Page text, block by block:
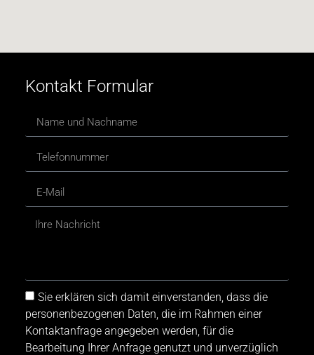
Kontakt Formular
Sie erklären sich damit einverstanden, dass die
personenbezogenen Daten, die im Rahmen einer
Kontaktanfrage angegeben werden, für die
Bearbeitung Ihrer Anfrage genutzt und unverzüglich